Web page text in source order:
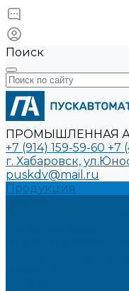
Поиск
ПРОМЫШЛЕННАЯ
+7 (914) 159-59-60 +7
г. Хабаровск,
puskdv@mail.ru
Продукция